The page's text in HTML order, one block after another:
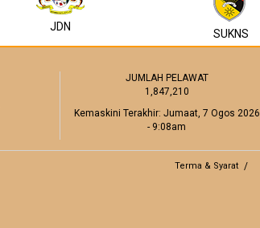
JDN
SUKNS
JUMLAH PELAWAT
1,847,210
Kemaskini Terakhir: Jumaat, 7 Ogos 2026
- 9:08am
Terma & Syarat